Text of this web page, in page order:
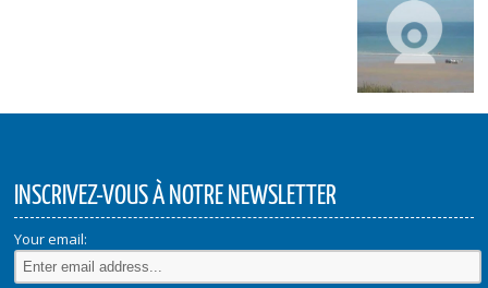
INSCRIVEZ-VOUS À NOTRE NEWSLETTER
Your email: